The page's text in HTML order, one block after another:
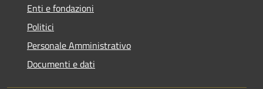
Enti e fondazioni
Politici
Personale Amministrativo
Documenti e dati